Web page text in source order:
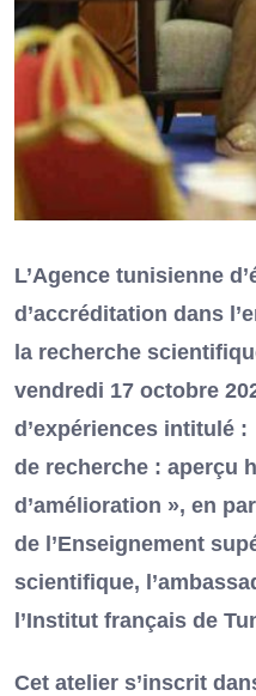
L’Agence tunisienne
d’accréditation dans
la recherche
vendredi 17 octobre
d’expériences intitulé
de recherche : aperçu
d’amélioration », en
de l’Enseignement
scientifique,
l’Institut français de
Cet atelier s’inscrit